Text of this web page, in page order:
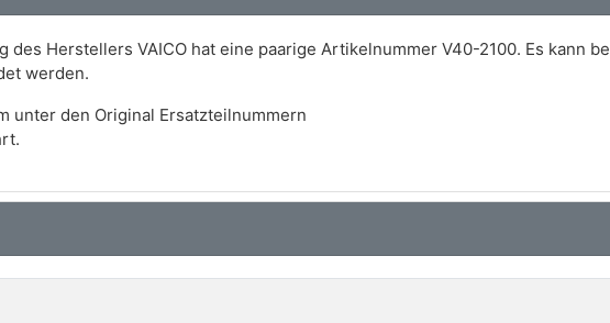
des Herstellers VAICO hat eine paarige Artikelnummer V40-2100. Es kann
werden.
unter den Original Ersatzteilnummern